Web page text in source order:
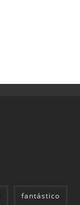
fantástico